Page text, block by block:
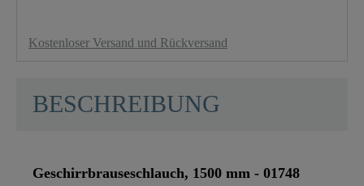
Kostenloser Versand und Rückversand
BESCHREIBUNG
Geschirrbrauseschlauch, 1500 mm - 01748